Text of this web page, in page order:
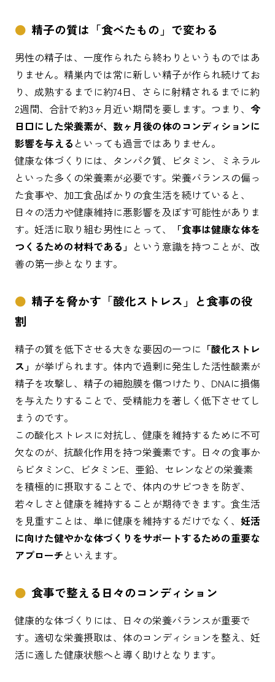
精子の質は「食べたもの」で変わる
男性の精子は、一度作られたら終わりというものではあ
りません。精巣内では常に新しい精子が作られ続けてお
り、成熟するまでに約74日、さらに射精されるまでに約
2週間、合計で約3ヶ月近い期間を要します。つまり、 今
日口にした栄養素が、数ヶ月後の体のコンディションに
影響を与える といっても過言ではありません。
健康な体づくりには、タンパク質、ビタミン、ミネラル
といった多くの栄養素が必要です。栄養バランスの偏っ
た食事や、加工食品ばかりの食生活を続けていると、
日々の活力や健康維持に悪影響を及ぼす可能性がありま
す。妊活に取り組む男性にとって、
「食事は健康な体を
つくるための材料である」 という意識を持つことが、改
善の第一歩となります。
精子を脅かす「酸化ストレス」と食事の役
割
精子の質を低下させる大きな要因の一つに 「酸化ストレ
ス」 が挙げられます。体内で過剰に発生した活性酸素が
精子を攻撃し、精子の細胞膜を傷つけたり、DNAに損傷
を与えたりすることで、受精能力を著しく低下させてし
まうのです。
この酸化ストレスに対抗し、健康を維持するために不可
欠なのが、抗酸化作用を持つ栄養素です。日々の食事か
らビタミンC、ビタミンE、亜鉛、セレンなどの栄養素
を積極的に摂取することで、体内のサビつきを防ぎ、
若々しさと健康を維持することが期待できます。食生活
を見重すことは、単に健康を維持するだけでなく、 妊活
に向けた健やかな体づくりをサポートするための重要な
アプローチといえます。
食事で整える日々のコンディション
健康的な体づくりには、日々の栄養バランスが重要で
す。適切な栄養摂取は、体のコンディションを整え、妊
活に適した健康状態へと導く助けとなります。